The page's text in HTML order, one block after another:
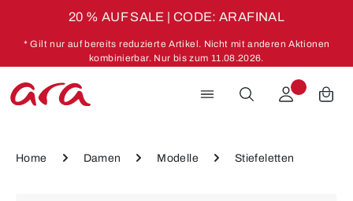
20 % AUF SALE | CODE: ARAFINAL
* Gilt nur auf bereits reduzierte Artikel. Nicht mit anderen Aktionen
kombinierbar. Nur bis zum 11.08.2026.
Home Damen Modelle Stiefeletten